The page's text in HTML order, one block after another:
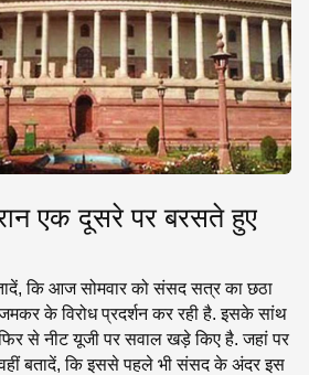
एक दूसरे पर बरसते हुए
कि आज सोमवार को संसद सत्र का छठा
जमकर के विरोध प्रदर्शन कर रही है. इसके सांथ
फिर से नीट यूजी पर सवाल खड़े किए है. जहां पर
वहीं बतादें, कि इससे पहले भी संसद के अंदर इस